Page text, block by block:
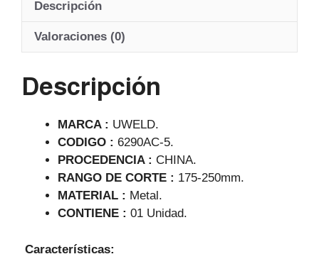
A
p
b
o
a
Descripción
Valoraciones (0)
Descripción
MARCA : UWELD.
CODIGO : 6290AC-5.
PROCEDENCIA : CHINA.
RANGO DE CORTE : 175-250mm.
MATERIAL : Metal.
CONTIENE : 01 Unidad.
Características: